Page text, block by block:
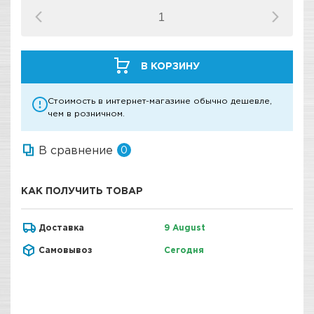
В КОРЗИНУ
Стоимость в интернет-магазине обычно дешевле,
чем в розничном.
В сравнение 0
КАК ПОЛУЧИТЬ ТОВАР
Доставка 9 August
Самовывоз Сегодня